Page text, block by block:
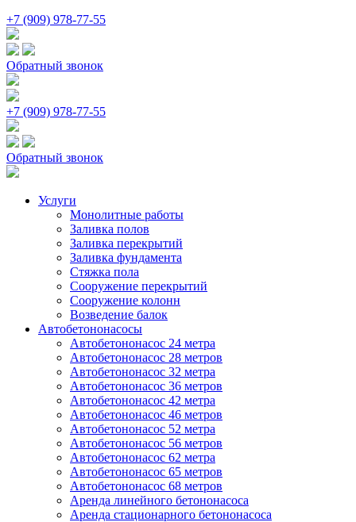
+7 (909) 978-77-55
Обратный звонок
+7 (909) 978-77-55
Обратный звонок
Услуги
Монолитные работы
Заливка полов
Заливка перекрытий
Заливка фундамента
Стяжка пола
Сооружение перекрытий
Сооружение колонн
Возведение балок
Автобетононасосы
Автобетононасос 24 метра
Автобетононасос 28 метров
Автобетононасос 32 метра
Автобетононасос 36 метров
Автобетононасос 42 метра
Автобетононасос 46 метров
Автобетононасос 52 метра
Автобетононасос 56 метров
Автобетононасос 62 метра
Автобетононасос 65 метров
Автобетононасос 68 метров
Аренда линейного бетононасоса
Аренда стационарного бетононасоса